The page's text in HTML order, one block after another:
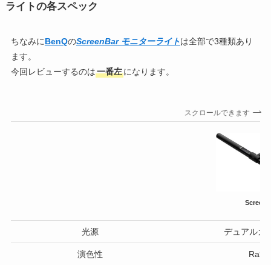
ライトの各スペック
ちなみにBenQのScreenBar モニターライトは全部で3種類あり
ます。
今回レビューするのは一番左になります。
スクロールできます
光源 デュアルカ
演色性